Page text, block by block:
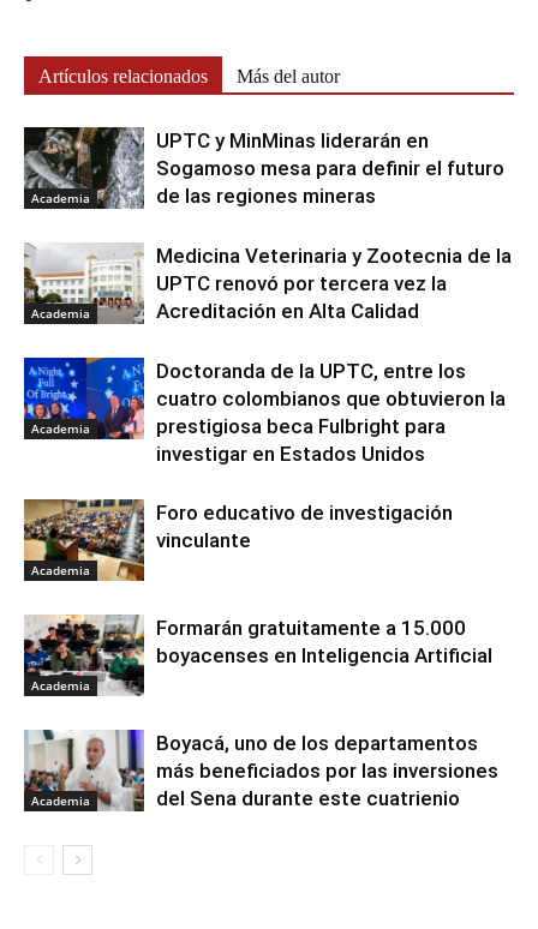
Artículos relacionados Más del autor
Academia
UPTC y MinMinas liderarán en
Sogamoso mesa para definir el futuro
de las regiones mineras
Academia
Medicina Veterinaria y Zootecnia de la
UPTC renovó por tercera vez la
Acreditación en Alta Calidad
Academia
Doctoranda de la UPTC, entre los
cuatro colombianos que obtuvieron la
prestigiosa beca Fulbright para
investigar en Estados Unidos
Academia
Foro educativo de investigación
vinculante
Academia
Formarán gratuitamente a 15.000
boyacenses en Inteligencia Artificial
Academia
Boyacá, uno de los departamentos
más beneficiados por las inversiones
del Sena durante este cuatrienio